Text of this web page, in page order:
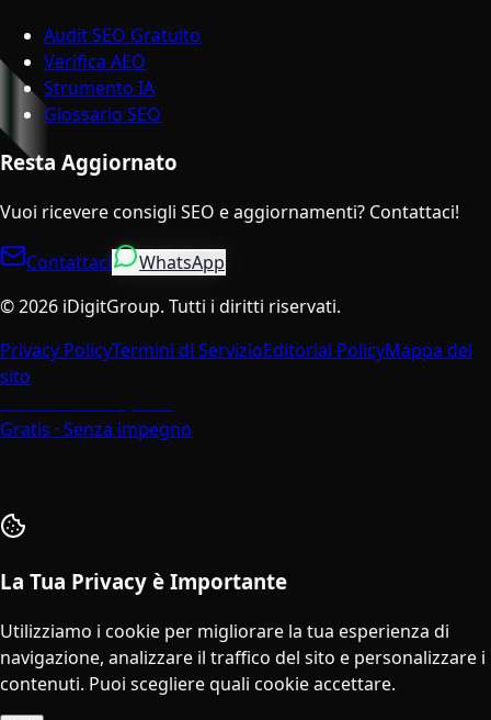
Audit SEO Gratuito
Verifica AEO
Strumento IA
Glossario SEO
Resta Aggiornato
Vuoi ricevere consigli SEO e aggiornamenti? Contattaci!
Contattaci
WhatsApp
©2026 iDigitGroup. Tutti i diritti riservati.
Privacy PolicyTermini di ServizioEditorial PolicyMappa del
sito
Gratis · Senza impegno
La Tua Privacy è Importante
Utilizziamo i cookie per migliorare la tua esperienza di
navigazione, analizzare il traffico del sito e personalizzare i
contenuti. Puoi scegliere quali cookie accettare.